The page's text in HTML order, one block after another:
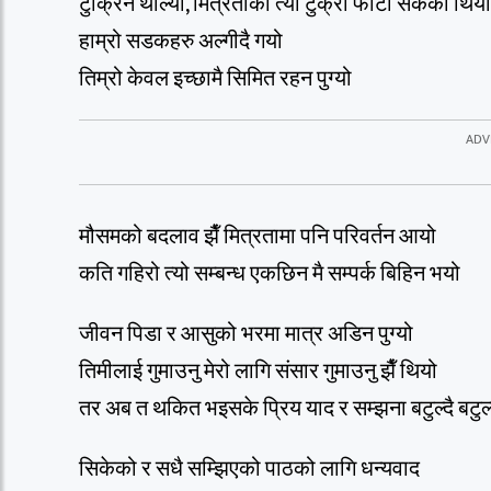
हाम्रो सडकहरु अल्गीदै गयो
तिम्रो केवल इच्छामै सिमित रहन पुग्यो
मौसमको बदलाव झैँ मित्रतामा पनि परिवर्तन आयो
कति गहिरो त्यो सम्बन्ध एकछिन मै सम्पर्क बिहिन भयो
जीवन पिडा र आसुको भरमा मात्र अडिन पुग्यो
तिमीलाई गुमाउनु मेरो लागि संसार गुमाउनु झैँ थियो
तर अब त थकित भइसके प्रिय याद र सम्झना बटुल्दै
सिकेको र सधै सम्झिएको पाठको लागि धन्यवाद